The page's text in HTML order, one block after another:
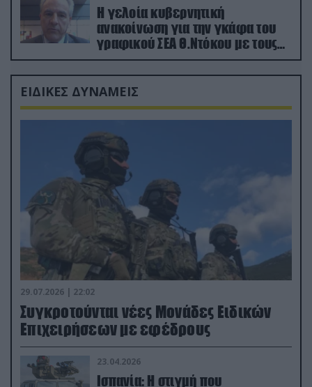
Η γελοία κυβερνητική
ανακοίνωση για την γκάφα του
γραφικού ΣΕΑ Θ.Ντόκου με τους
Ρώσους φαρσέρ
ΕΙΔΙΚΕΣ ΔΥΝΑΜΕΙΣ
29.07.2026 | 22:02
Συγκροτούνται νέες Μονάδες Ειδικών
Επιχειρήσεων με εφέδρους
23.04.2026
Ισπανία: Η στιγμή που